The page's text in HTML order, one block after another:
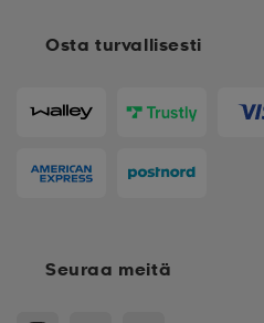
Osta turvallisesti
Seuraa meitä